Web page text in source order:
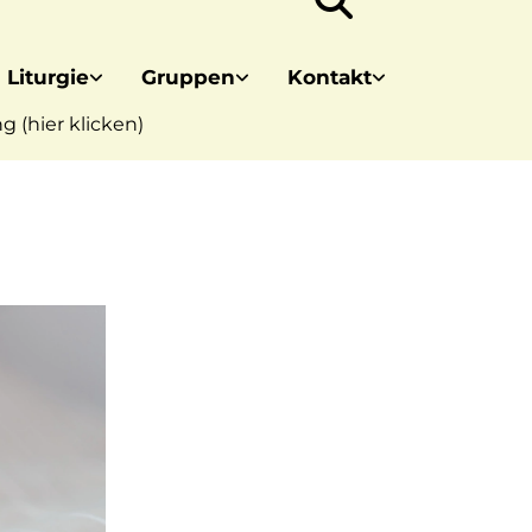
Liturgie Gruppen Kontakt
(hier klicken)